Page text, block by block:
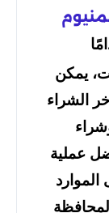
يمكن
الشراء
عملية